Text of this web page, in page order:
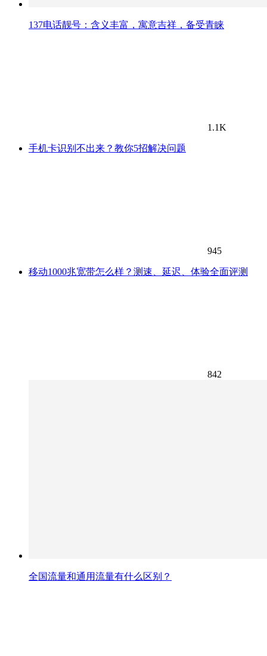
137电话靓号：含义丰富，寓意吉祥，备受青睐
1.1K
手机卡识别不出来？教你5招解决问题
945
移动1000兆宽带怎么样？测速、延迟、体验全面评测
842
全国流量和通用流量有什么区别？